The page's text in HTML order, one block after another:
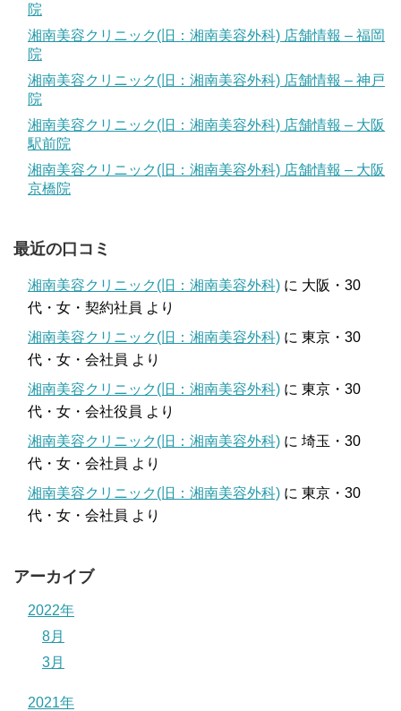
院
湘南美容クリニック(旧：湘南美容外科) 店舗情報 – 福岡
院
湘南美容クリニック(旧：湘南美容外科) 店舗情報 – 神戸
院
湘南美容クリニック(旧：湘南美容外科) 店舗情報 – 大阪
駅前院
湘南美容クリニック(旧：湘南美容外科) 店舗情報 – 大阪
京橋院
最近の口コミ
湘南美容クリニック(旧：湘南美容外科) に 大阪・30
代・女・契約社員 より
湘南美容クリニック(旧：湘南美容外科) に 東京・30
代・女・会社員 より
湘南美容クリニック(旧：湘南美容外科) に 東京・30
代・女・会社役員 より
湘南美容クリニック(旧：湘南美容外科) に 埼玉・30
代・女・会社員 より
湘南美容クリニック(旧：湘南美容外科) に 東京・30
代・女・会社員 より
アーカイブ
2022年
8月
3月
2021年